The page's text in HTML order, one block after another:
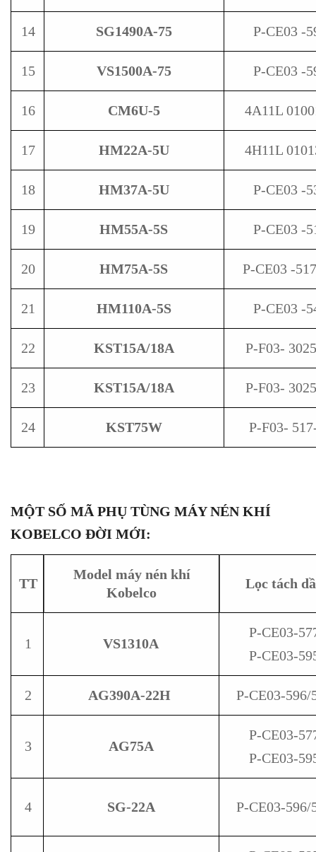
14 SG1490A-75 P-CE03 -
15 VS1500A-75 P-CE03 -
16 CM6U-5 4A11L
17 HM22A-5U 4H11L
18 HM37A-5U P-CE03 -
19 HM55A-5S P-CE03 -
20 HM75A-5S P-CE03 -
21 HM110A-5S P-CE03 -
22 KST15A/18A P-F03-
23 KST15A/18A P-F03-
24 KST75W P-F03-
MỘT SỐ MÃ PHỤ TÙNG MÁY NÉN KHÍ
KOBELCO ĐỜI MỚI:
TT
Model máy nén khí
Kobelco
Lọc tách
1 VS1310A
P-CE03-
P-CE03-
2 AG390A-22H P-CE03-596/
3 AG75A
P-CE03-
P-CE03-
4 SG-22A P-CE03-596/